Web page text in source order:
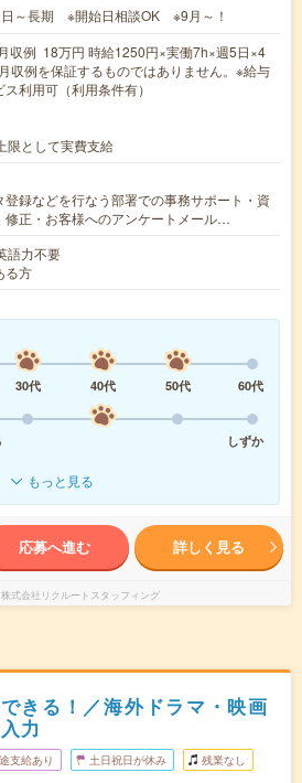
～長期 ※開始日相談OK ※9月～！
例 18万円 時給1250円×実働7h×週5日×4
収例を保証するものではありません。※給与
利用可（利用条件有）
限として実費支給
登録などを行なう部署での事務サポート・資
修正・お客様へのアンケートメール…
語力不要
る方
30代 40代 50代
60代
しずか
もっと見る
応募へ進む 詳しく見る
株式会社リクルートスタッフィング
きる！／海外ドラマ・映画
力
支給あり 土日祝日が休み 残業なし